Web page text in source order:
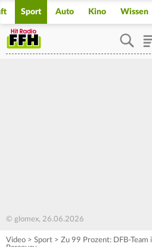
Sport Auto Kino Wissen
© glomex, 26.06.2026
Video > Sport > Zu 99 Prozent: DFB-Team